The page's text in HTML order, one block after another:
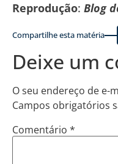
Reprodução: Blog
Compartilhe esta matéria
Deixe um
O seu endereço de e-
Campos obrigatórios
Comentário *